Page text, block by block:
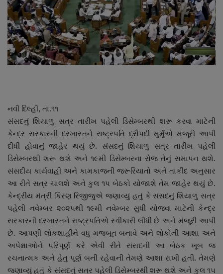
About Author
Contact
Dipotsav Special
રાષ્ટ્રીય
ગુજરાત
જુનાગઢ
Support US
બજારના સમાચાર
નાણાંકીય સમાચાર
સ્થાનિક સમાચાર
નવી દિલ્હી, તા.૧૧
સંસદનું શિયાળુ સત્ર તારીખ પહેલી ડિસેમ્બરથી શરૂ કરવા માટેની
કેન્દ્ર સરકારની દરખાસ્તને રાષ્ટ્રપતિ દ્રૌપદી મુર્મુએ મંજૂરી આપી
દીધી હોવાનું જાહેર થયું છે. સંસદનું શિયાળુ સત્ર તારીખ પહેલી
ડિસેમ્બરથી શરૂ થશે અને ૧૯મી ડિસેમ્બરના રોજ તેનું સમાપન થશે.
સંસદીય કાર્યવાહી અને કામકાજની જરૂરિયાતો અને તાકીદ અનુસાર
આ રીતે સત્ર ચાલશે અને કુલ ૧૫ બેઠકો યોજાશે તેમ જાહેર થયું છે.
કેન્દ્રીય મંત્રી કિરણ રિજીજુએ જણાવ્યું હતું કે સંસદનું શિયાળુ સત્ર
પહેલી નવેમ્બર ૨૦૨૫થી ૧૯મી નવેમ્બર સુધી યોજવા માટેની કેન્દ્ર
સરકારની દરખાસ્તને રાષ્ટ્રપતિએ સ્વીકારી લીધી છે અને મંજૂરી આપી
છે. આપણી લોકશાહીને વધુ મજબૂત બનાવે અને લોકોની આશા અને
અપેક્ષાઓને પરિપૂર્ણ કરે એવી રીતે સંસદની આ બેઠક ખૂબ જ
રચનાત્મક અને હેતુ પૂર્ણ બની રહેવાની તેમણે આશા રાખી હતી. તેમણે
જણાવ્યું હતું કે સંસદનું સત્ર પહેલી ડિસેમ્બરથી શરૂ થશે અને કુલ ૧૫